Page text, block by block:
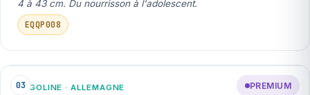
4 à 43 cm. Du nourrisson à l'adolescent.
EQQP008
03 PREMIUM
ERGOLINE · ALLEMAGNE